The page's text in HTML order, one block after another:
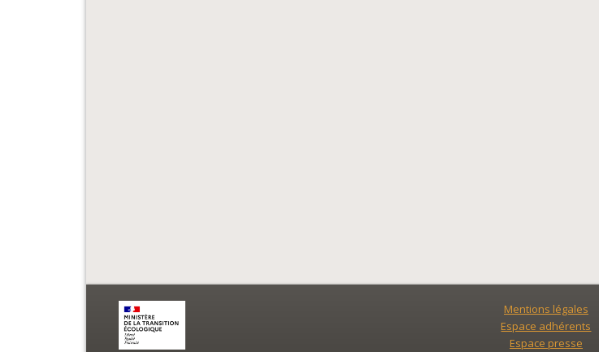
Mentions légales
Espace adhérents
Espace presse